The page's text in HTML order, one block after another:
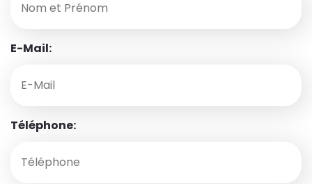
E-Mail:
Téléphone: